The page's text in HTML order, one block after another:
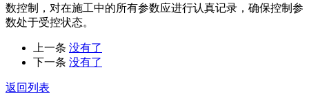
数控制，对在施工中的所有参数应进行认真记录，确保控制参
数处于受控状态。
上一条 没有了
下一条 没有了
返回列表